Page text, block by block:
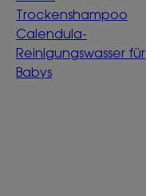
Trockenshampoo
Calendula-
Reinigungswasser für
Babys